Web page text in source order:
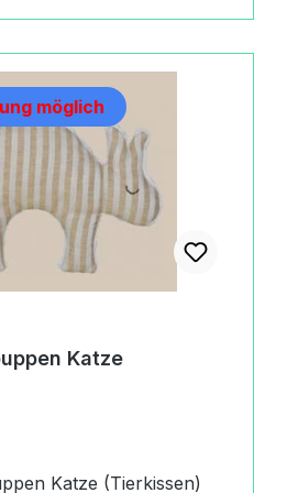
und
in GermanyAngaben
zur
GmbHAlsfelder
Germany+49 (0)
naturwelt.de
möglich
Katze
Katze (Tierkissen)